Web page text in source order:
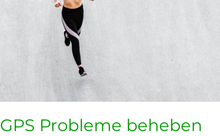
GPS Probleme beheben